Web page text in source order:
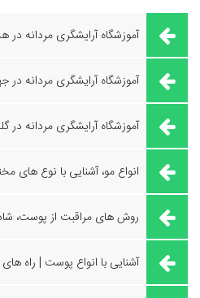
آموزشگاه آرایشگری مردانه در
آموزشگاه آرایشگری مردانه در
آموزشگاه آرایشگری مردانه در
انواع مو، آشنایی با نوع های
روش های مراقبت از پوست،
آشنایی با انواع پوست | راه